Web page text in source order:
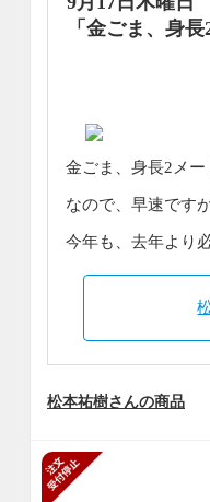
「金ごま、身長
金ごま、身長2メー
なので、早速です
今年も、去年より
松本祐樹さんの商品